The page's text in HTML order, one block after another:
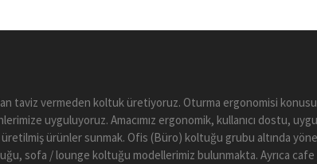
taviz vermeden koltuk üretiyoruz. Oturma ergonomisi
uyguluyoruz. Amacımız ergonomik, kullanıcı dostu,
üretilmiş ürünler sunmak. Ofis (Büro) koltuğu grubu altında
sofa / lounge koltuğu modellerimiz bulunmakta. Ayrıca